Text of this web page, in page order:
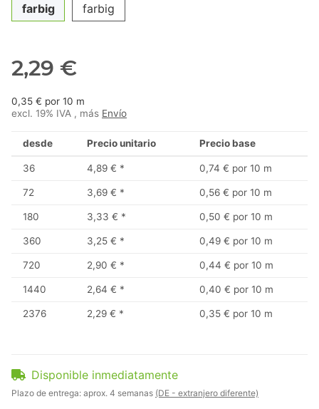
farbig
farbig
2,29 €
0,35 € por 10 m
excl. 19% IVA , más Envío
desde Precio unitario Precio base
36 4,89 € * 0,74 € por 10 m
72 3,69 € * 0,56 € por 10 m
180 3,33 € * 0,50 € por 10 m
360 3,25 € * 0,49 € por 10 m
720 2,90 € * 0,44 € por 10 m
1440 2,64 € * 0,40 € por 10 m
2376 2,29 € * 0,35 € por 10 m
Disponible inmediatamente
Plazo de entrega: aprox. 4 semanas (DE - extranjero diferente)